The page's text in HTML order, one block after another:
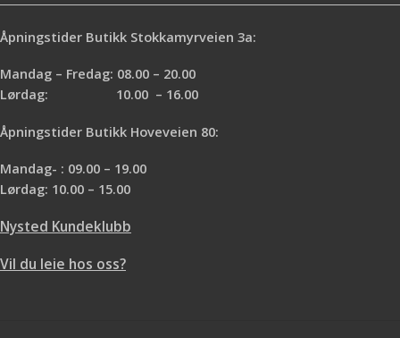
Åpningstider Butikk Stokkamyrveien 3a:
Mandag – Fredag: 08.00 – 20.00
Lørdag: 10.00 – 16.00
Åpningstider Butikk Hoveveien 80:
Mandag- : 09.00 – 19.00
Lørdag: 10.00 – 15.00
Nysted Kundeklubb
Vil du leie hos oss?